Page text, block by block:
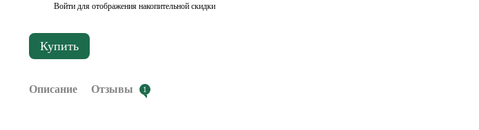
Войти для отображения накопительной скидки
Купить
Описание Отзывы 1